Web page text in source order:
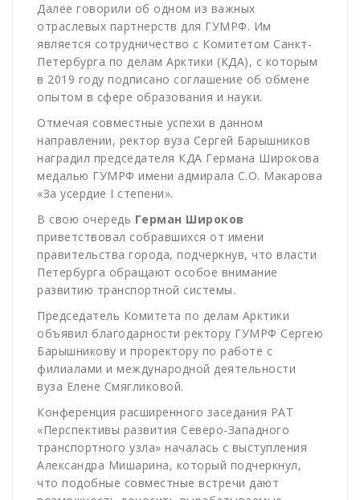
Далее говорили об одном из важных
отраслевых партнерств для ГУМРФ. Им
является сотрудничество с Комитетом Санкт-
Петербурга по делам Арктики (КДА), с которым
в 2019 году подписано соглашение об обмене
опытом в сфере образования и науки.
Отмечая совместные успехи в данном
направлении, ректор вуза Сергей Барышников
наградил председателя КДА Германа Широкова
медалью ГУМРФ имени адмирала С.О. Макарова
«За усердие I степени».
В свою очередь Герман Широков
приветствовал собравшихся от имени
правительства города, подчеркнув, что власти
Петербурга обращают особое внимание
развитию транспортной системы.
Председатель Комитета по делам Арктики
объявил благодарности ректору ГУМРФ Сергею
Барышникову и проректору по работе с
филиалами и международной деятельности
вуза Елене Смягликовой.
Конференция расширенного заседания РАТ
«Перспективы развития Северо-Западного
транспортного узла» началась с выступления
Александра Мишарина, который подчеркнул,
что подобные совместные встречи дают